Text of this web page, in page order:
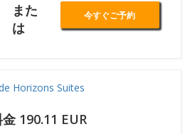
また
は
今すぐご予約
Horizons Suites
190.11 EUR